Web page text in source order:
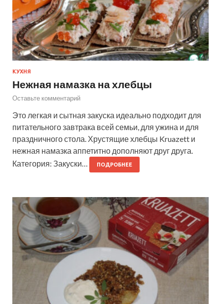
КУХНЯ
Нежная намазка на хлебцы
Оставьте комментарий
Это легкая и сытная закуска идеально подходит для
питательного завтрака всей семьи, для ужина и для
праздничного стола. Хрустящие хлебцы Kruazett и
нежная намазка аппетитно дополняют друг друга.
Категория: Закуски…
ПОДРОБНЕЕ